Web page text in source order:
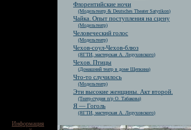
Флорентийские ночи
(Модельтеатр & Deutsches Theater Satyrikon)
Чайка. Опыт поступления на сцену
(Модельтеатр)
Человеческий голос
(Модельтеатр)
Чехов-соул-Чехов-блюз
(ЯГТИ, мастерская А. Ледуховского)
Чехов. Птицы
(Домашний театр в доме Щепкина)
Что-то случилось
(Модельтеатр)
Эти высокие женщины. Акт второй.
(Театр-студия п/р О. Табакова)
Я — Гоголь
(ЯГТИ, мастерская А. Ледуховского)
Информация